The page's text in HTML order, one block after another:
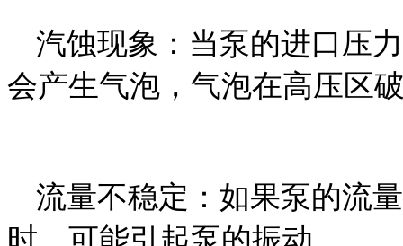
汽蚀现象：当泵的进口压
会产生气泡，气泡在高压区
流量不稳定：如果泵的流
时，可能引起泵的振动。